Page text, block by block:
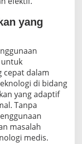
yang
cepat dalam
di bidang
yang adaptif
Tanpa
masalah
medis.